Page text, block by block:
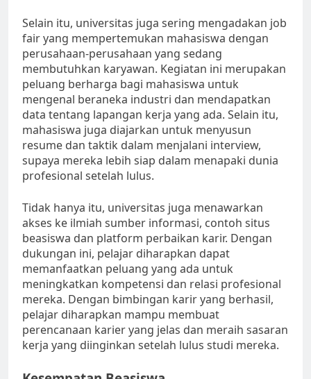
Selain itu, universitas juga sering mengadakan job
fair yang mempertemukan mahasiswa dengan
perusahaan-perusahaan yang sedang
membutuhkan karyawan. Kegiatan ini merupakan
peluang berharga bagi mahasiswa untuk
mengenal beraneka industri dan mendapatkan
data tentang lapangan kerja yang ada. Selain itu,
mahasiswa juga diajarkan untuk menyusun
resume dan taktik dalam menjalani interview,
supaya mereka lebih siap dalam menapaki dunia
profesional setelah lulus.
Tidak hanya itu, universitas juga menawarkan
akses ke ilmiah sumber informasi, contoh situs
beasiswa dan platform perbaikan karir. Dengan
dukungan ini, pelajar diharapkan dapat
memanfaatkan peluang yang ada untuk
meningkatkan kompetensi dan relasi profesional
mereka. Dengan bimbingan karir yang berhasil,
pelajar diharapkan mampu membuat
perencanaan karier yang jelas dan meraih sasaran
kerja yang diinginkan setelah lulus studi mereka.